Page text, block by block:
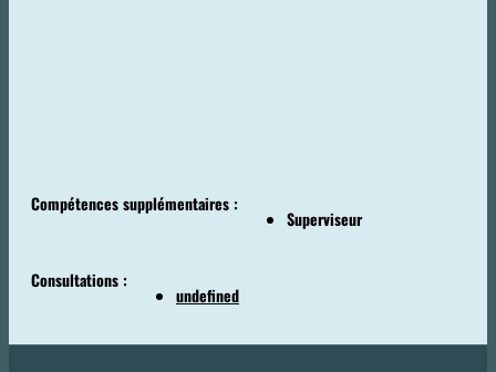
Compétences supplémentaires :
Superviseur
Consultations :
undefined